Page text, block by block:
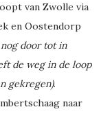
van Zwolle via
en Oostendorp
door tot in
de weg in de loop
gekregen).
naar